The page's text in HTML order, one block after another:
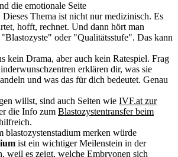
die emotionale Seite
Dieses Thema ist nicht nur medizinisch. Es
hofft, rechnet. Und dann hört man
oder "Qualitätsstufe". Das kann
kein Drama, aber auch kein Ratespiel. Frag
erklären dir, was sie
und was das für dich bedeutet. Genau
willst, sind auch Seiten wie IVF.at zur
die Info zum Blastozystentransfer beim
blastozystenstadium merken würde
ist ein wichtiger Meilenstein in der
weil es zeigt, welche Embryonen sich